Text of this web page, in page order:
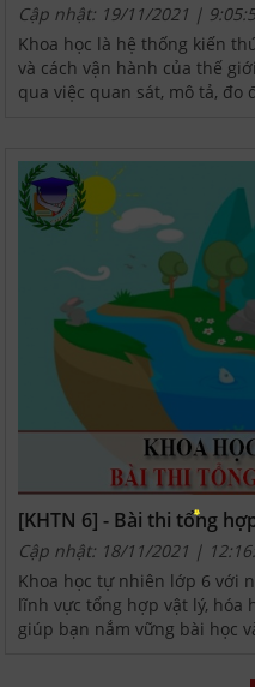
Cập nhật: 19/11/2021 |
Khoa học là hệ thống kiến
và cách vận hành của thế
qua việc quan sát, mô tả,
[KHTN 6] - Bài thi tổng
Cập nhật: 18/11/2021 |
Khoa học tự nhiên lớp 6 với
lĩnh vực tổng hợp vật lý, hóa
giúp bạn nắm vững bài học